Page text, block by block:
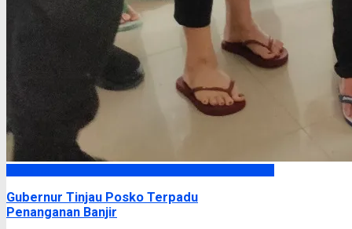
Gubernur Tinjau Posko Terpadu
Penanganan Banjir